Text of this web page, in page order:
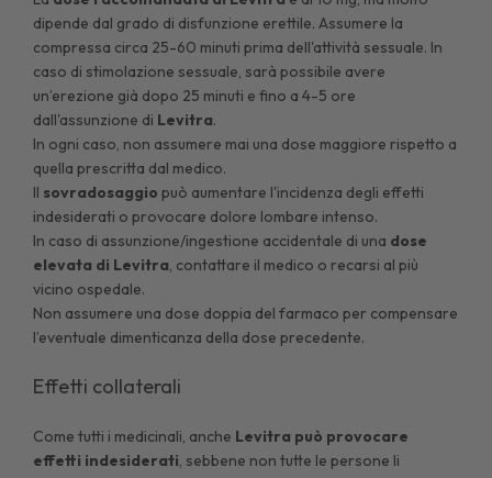
dipende dal grado di disfunzione erettile. Assumere la
compressa circa 25-60 minuti prima dell'attività sessuale. In
caso di stimolazione sessuale, sarà possibile avere
un’erezione già dopo 25 minuti e fino a 4-5 ore
dall'assunzione di Levitra.
In ogni caso, non assumere mai una dose maggiore rispetto a
quella prescritta dal medico.
Il sovradosaggio può aumentare l'incidenza degli effetti
indesiderati o provocare dolore lombare intenso.
In caso di assunzione/ingestione accidentale di una dose
elevata di Levitra, contattare il medico o recarsi al più
vicino ospedale.
Non assumere una dose doppia del farmaco per compensare
l’eventuale dimenticanza della dose precedente.
Effetti collaterali
Come tutti i medicinali, anche Levitra può provocare
effetti indesiderati, sebbene non tutte le persone li